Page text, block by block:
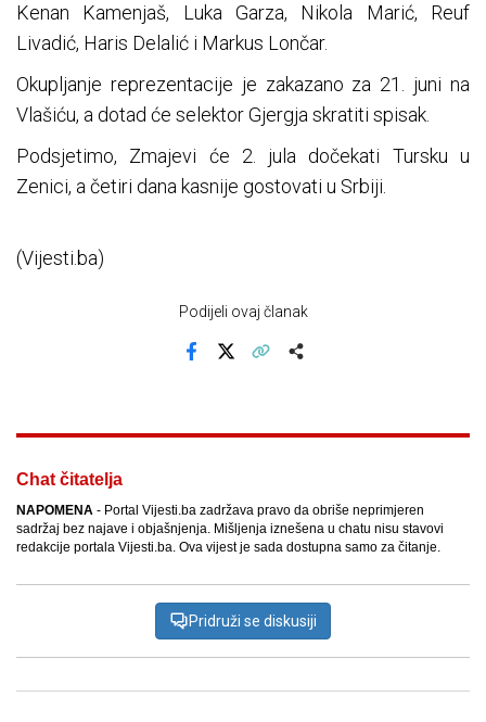
Kenan Kamenjaš, Luka Garza, Nikola Marić, Reuf
Livadić, Haris Delalić i Markus Lončar.
Okupljanje reprezentacije je zakazano za 21. juni na
Vlašiću, a dotad će selektor Gjergja skratiti spisak.
Podsjetimo, Zmajevi će 2. jula dočekati Tursku u
Zenici, a četiri dana kasnije gostovati u Srbiji.
(Vijesti.ba)
Podijeli ovaj članak
Chat čitatelja
NAPOMENA - Portal Vijesti.ba zadržava pravo da obriše neprimjeren
sadržaj bez najave i objašnjenja. Mišljenja iznešena u chatu nisu stavovi
redakcije portala Vijesti.ba. Ova vijest je sada dostupna samo za čitanje.
Pridruži se diskusiji